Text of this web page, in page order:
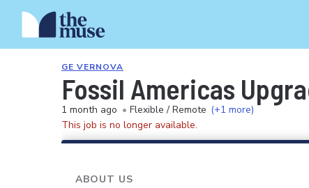
GE VERNOVA
Fossil Americas
1 month ago • Flexible / Remote (+1 more)
This job is no longer available.
ABOUT US